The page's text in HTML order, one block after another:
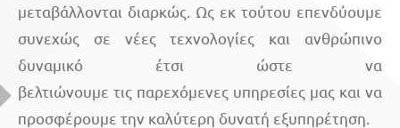
μεταβάλλονται διαρκώς. Ως εκ τούτου επενδύουμε
συνεχώς σε νέες τεχνολογίες και ανθρώπινο
δυναμικό έτσι ώστε να
βελτιώνουμε τις παρεχόμενες υπηρεσίες μας και να
προσφέρουμε την καλύτερη δυνατή εξυπηρέτηση.